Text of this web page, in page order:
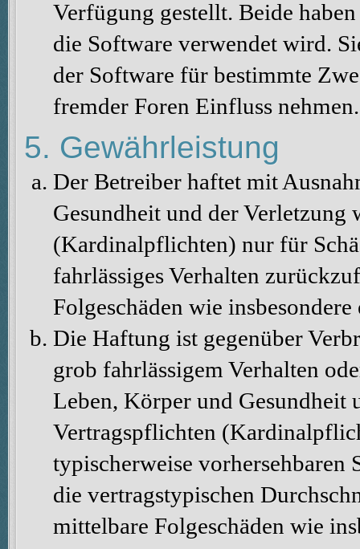
Verfügung gestellt. Beide
die Software verwendet wird.
der Software für bestimmte
fremder Foren Einfluss nehmen.
5. Gewährleistung
Der Betreiber haftet mit
Gesundheit und der
(Kardinalpflichten) nur für
fahrlässiges Verhalten
Folgeschäden wie
Die Haftung ist gegenüber
grob fahrlässigem Verhalten
Leben, Körper und Gesundheit
Vertragspflichten
typischerweise vorhersehbaren
die vertragstypischen
mittelbare Folgeschäden wie